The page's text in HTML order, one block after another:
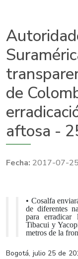
de
aftosa -
2017-07-25
• Cosalfa
de diferentes
para erradicar
Tibacui y
metros de la
Bogotá, julio 25 de